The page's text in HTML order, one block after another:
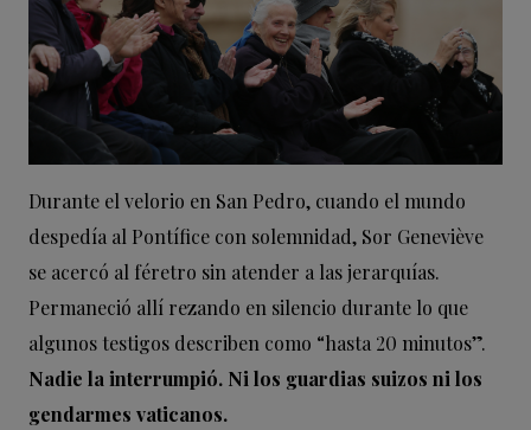
Durante el velorio en San Pedro, cuando el mundo
despedía al Pontífice con solemnidad, Sor Geneviève
se acercó al féretro sin atender a las jerarquías.
Permaneció allí rezando en silencio durante lo que
algunos testigos describen como “hasta 20 minutos”.
Nadie la interrumpió. Ni los guardias suizos ni los
gendarmes vaticanos.